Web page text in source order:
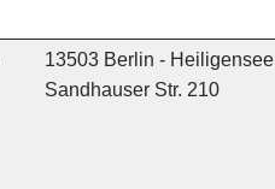
13503 Berlin - Heiligensee
Sandhauser Str. 210